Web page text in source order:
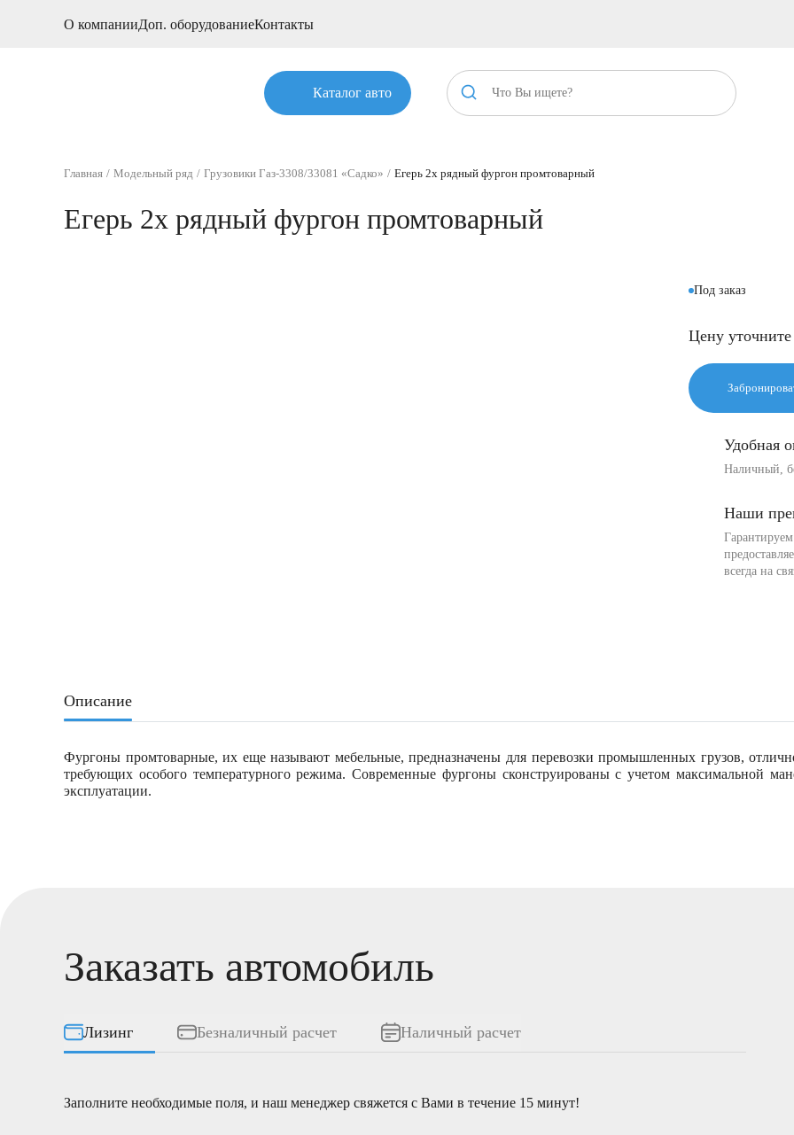
О компанииДоп. оборудованиеКонтакты
Каталог авто
Главная Модельный ряд Грузовики Газ-3308/33081 «Садко» Егерь 2х рядный фургон промтоварный
Егерь 2х рядный фургон промтоварный
Под заказ
Цену
Удобная
Наличный,
Наши
всегда на
Описание
Фургоны промтоварные, их еще называют мебельные, предназначены для перевозки промышленных грузов,
требующих особого температурного режима. Современные фургоны сконструированы с учетом максимальной
эксплуатации.
Заказать автомобиль
Лизинг Безналичный расчет Наличный расчет
Заполните необходимые поля, и наш менеджер свяжется c Вами в течение 15 минут!